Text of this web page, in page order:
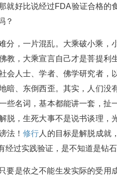
就好比说经过FDA验证合格的
？
分，一片混乱。大乘破小乘
教，大乘宣言自己才是菩提利
会人士、学者、佛学研究者
暗、东倒西歪。其实，人们没
些名词，基本都能讲一套，
脱，生死大事不是说书谈理，
法！修行 人的目标是解脱成就
过实践验证，是不知道是钻石
要是依之不能生发实际的受用